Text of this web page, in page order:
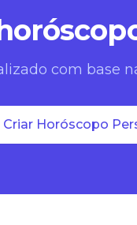
com base
Criar Horóscopo